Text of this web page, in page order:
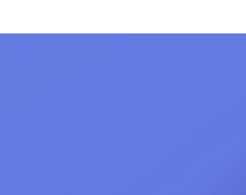
tras
Daddy Yankee. El artista británico